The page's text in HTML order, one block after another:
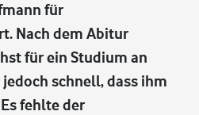
für
Nach dem Abitur
für ein Studium an
schnell, dass ihm
fehlte der